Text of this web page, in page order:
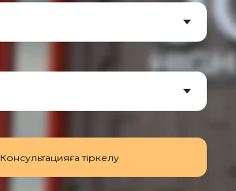
Консультацияға тіркелу